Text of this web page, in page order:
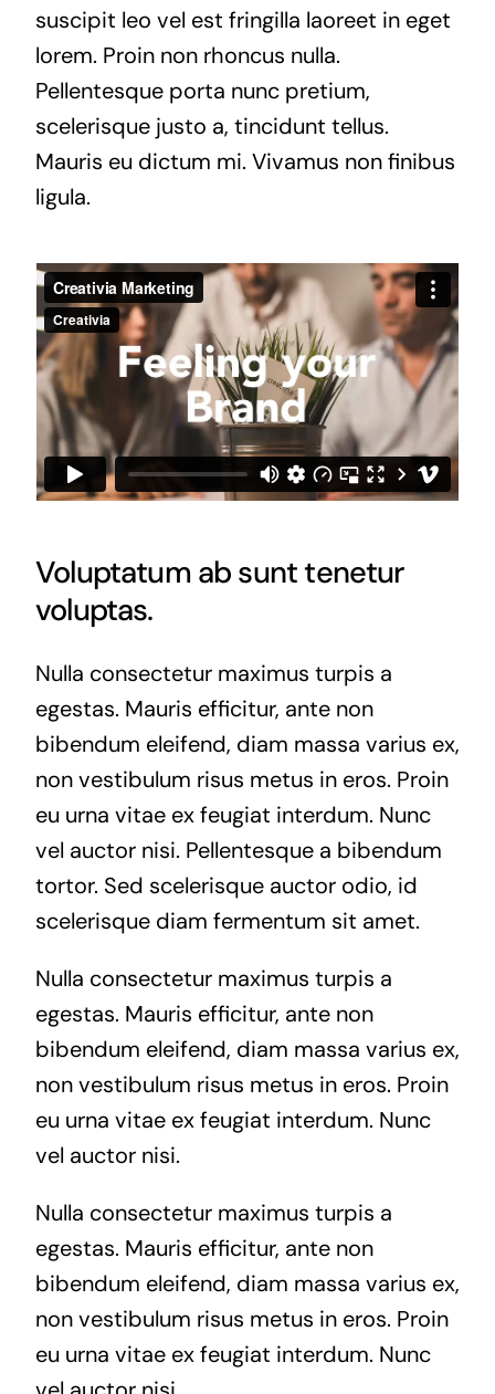
suscipit leo vel est fringilla laoreet in eget
lorem. Proin non rhoncus nulla.
Pellentesque porta nunc pretium,
scelerisque justo a, tincidunt tellus.
Mauris eu dictum mi. Vivamus non finibus
ligula.
Voluptatum ab sunt tenetur
voluptas.
Nulla consectetur maximus turpis a
egestas. Mauris efficitur, ante non
bibendum eleifend, diam massa varius ex,
non vestibulum risus metus in eros. Proin
eu urna vitae ex feugiat interdum. Nunc
vel auctor nisi. Pellentesque a bibendum
tortor. Sed scelerisque auctor odio, id
scelerisque diam fermentum sit amet.
Nulla consectetur maximus turpis a
egestas. Mauris efficitur, ante non
bibendum eleifend, diam massa varius ex,
non vestibulum risus metus in eros. Proin
eu urna vitae ex feugiat interdum. Nunc
vel auctor nisi.
Nulla consectetur maximus turpis a
egestas. Mauris efficitur, ante non
bibendum eleifend, diam massa varius ex,
non vestibulum risus metus in eros. Proin
eu urna vitae ex feugiat interdum. Nunc